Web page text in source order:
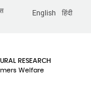
English हिंदी
RESEARCH
Welfare